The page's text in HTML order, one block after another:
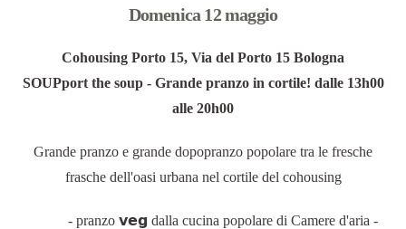
Domenica 12 maggio
Cohousing Porto 15, Via del Porto 15 Bologna
SOUPport the soup - Grande pranzo in cortile! dalle 13h00
alle 20h00
Grande pranzo e grande dopopranzo popolare tra le fresche
frasche dell'oasi urbana nel cortile del cohousing
- pranzo 𝘃𝗲𝗴 dalla cucina popolare di Camere d'aria -